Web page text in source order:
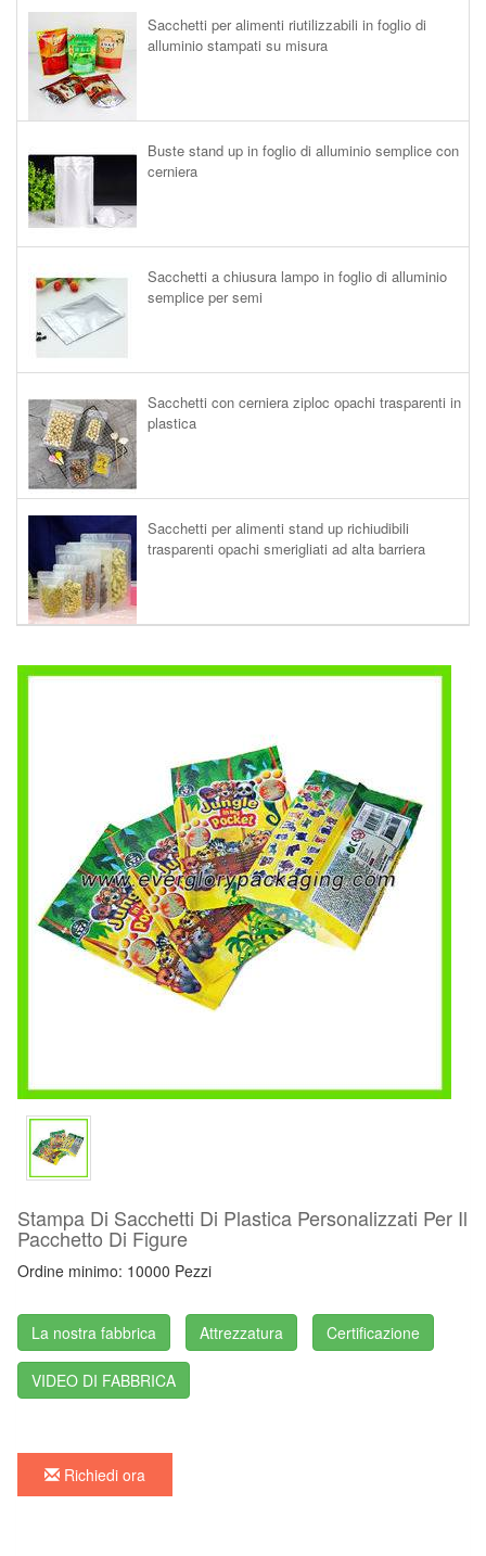
Sacchetti per alimenti riutilizzabili in foglio di
alluminio stampati su misura
Buste stand up in foglio di alluminio semplice con
cerniera
Sacchetti a chiusura lampo in foglio di alluminio
semplice per semi
Sacchetti con cerniera ziploc opachi trasparenti in
plastica
Sacchetti per alimenti stand up richiudibili
trasparenti opachi smerigliati ad alta barriera
Stampa Di Sacchetti Di Plastica Personalizzati Per Il
Pacchetto Di Figure
Ordine minimo: 10000 Pezzi
La nostra fabbrica Attrezzatura Certificazione
VIDEO DI FABBRICA
Richiedi ora